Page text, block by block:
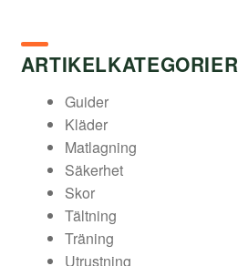
ARTIKELKATEGORIER
Guider
Kläder
Matlagning
Säkerhet
Skor
Tältning
Träning
Utrustning